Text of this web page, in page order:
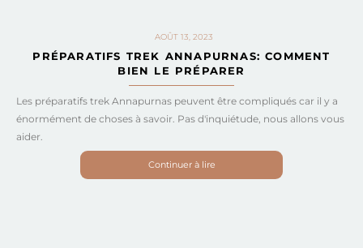
AOÛT 13, 2023
PRÉPARATIFS TREK ANNAPURNAS: COMMENT
BIEN LE PRÉPARER
Les préparatifs trek Annapurnas peuvent être compliqués car il y a
énormément de choses à savoir. Pas d'inquiétude, nous allons vous
aider.
Continuer à lire